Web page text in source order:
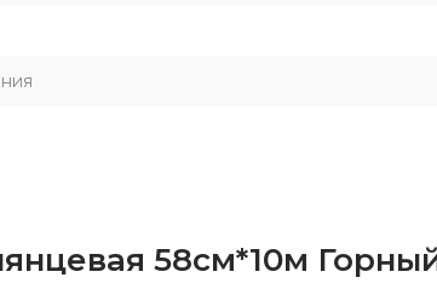
58см*10м